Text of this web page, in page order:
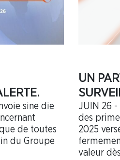
sine die
de toutes
du Groupe
UN
JUIN 26
des
2025
valeur